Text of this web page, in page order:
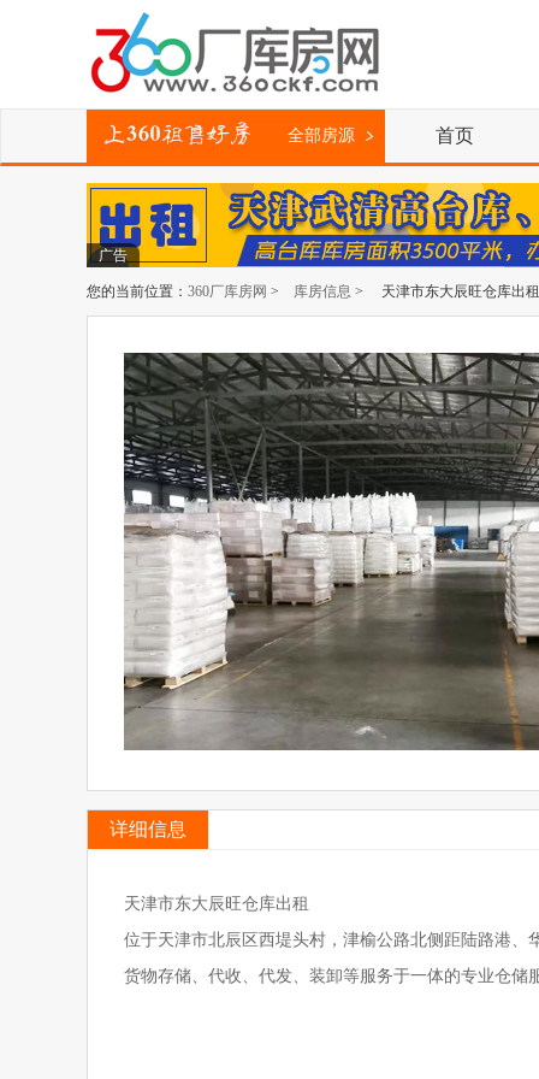
全部房源 首页
广告
您的当前位置： 360厂库房网 > 库房信息 > 天津市东大辰旺仓库出租
详细信息
天津市东大辰旺仓库出租
位于天津市北辰区西堤头村，津榆公路北侧距陆路港
货物存储、代收、代发、装卸等服务于一体的专业仓